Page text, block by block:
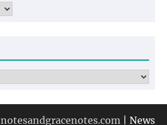
notesandgracenotes.com | News